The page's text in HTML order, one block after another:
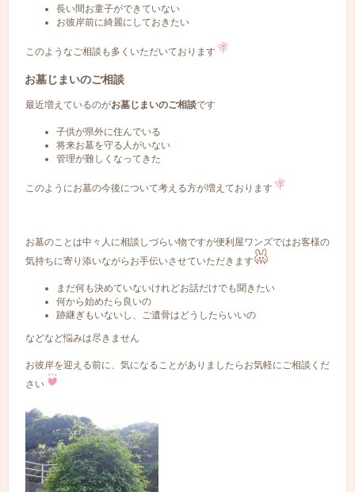
長い間お童子ができていない
お彼岸前に綺麗にしておきたい
このようなご相談も多くいただいております
お墓じまいのご相談
最近増えているのがお墓じまいのご相談です
子供が県外に住んでいる
将来お墓を守る人がいない
管理が難しくなってきた
このようにお墓の今後について考える方が増えております
お墓のことは中々人に相談しづらい物ですが便利屋ワンズではお客様の
気持ちに寄り添いながらお手伝いさせていただきます
まだ何も決めていないけれどお話だけでも聞きたい
何から始めたら良いの
跡継ぎもいないし、ご遺骨はどうしたらいいの
などなど悩みは尽きません
お彼岸を迎える前に、気になることがありましたらお気軽にご相談くだ
さい